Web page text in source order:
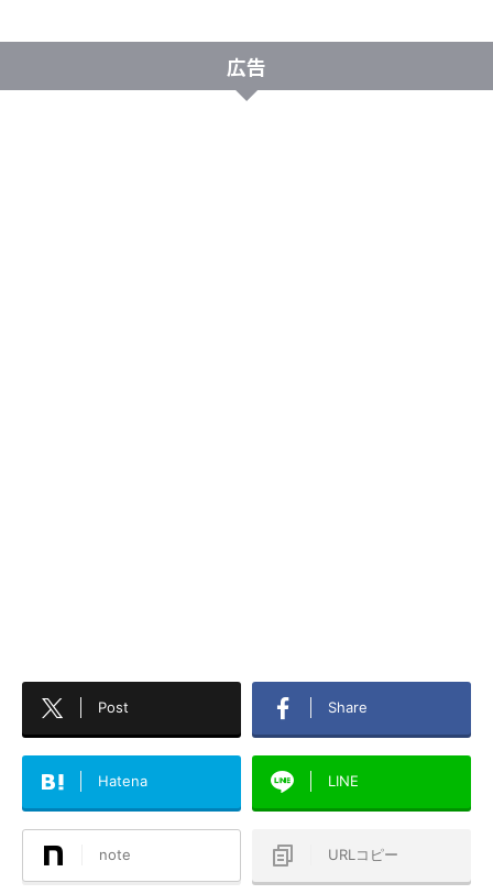
広告
Post Share
Hatena LINE
note URLコピー